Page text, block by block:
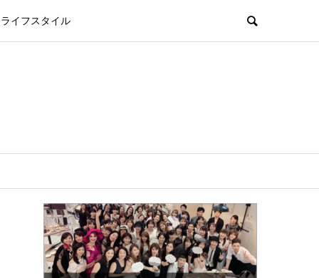
ライフスタイル